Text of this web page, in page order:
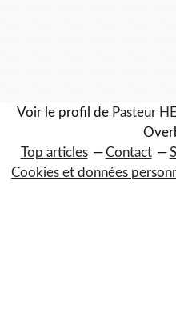
Voir le profil de Pasteur
Top articles
Contact
Cookies et données